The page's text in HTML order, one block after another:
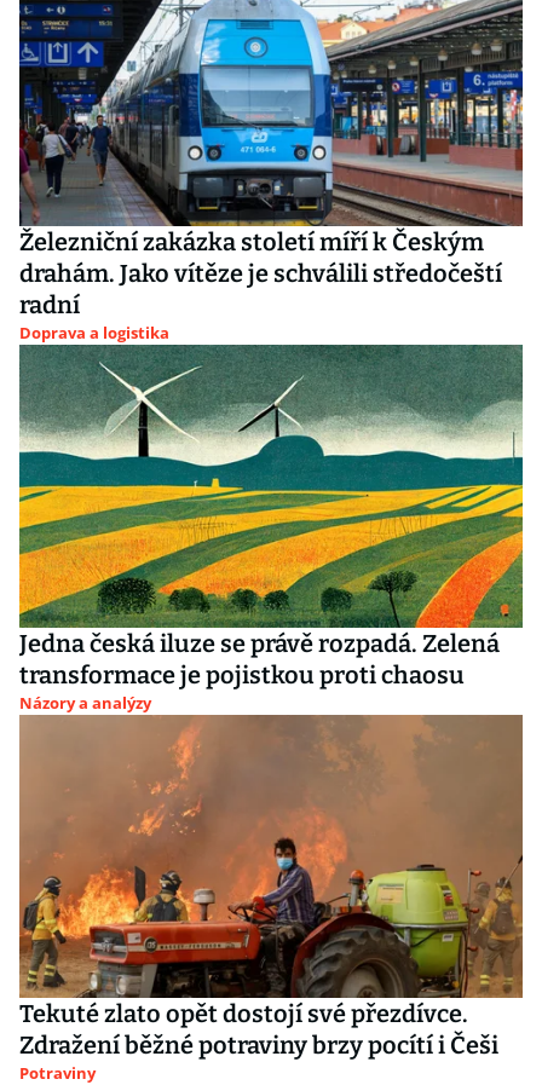
Železniční zakázka století míří k Českým
drahám. Jako vítěze je schválili středočeští
radní
Doprava a logistika
Jedna česká iluze se právě rozpadá. Zelená
transformace je pojistkou proti chaosu
Názory a analýzy
Tekuté zlato opět dostojí své přezdívce.
Zdražení běžné potraviny brzy pocítí i Češi
Potraviny